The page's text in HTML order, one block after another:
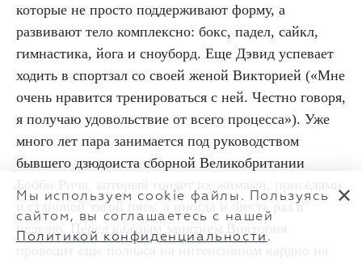
которые не просто поддерживают форму, а
развивают тело комплексно: бокс, падел, сайкл,
гимнастика, йога и сноуборд. Еще Дэвид успевает
ходить в спортзал со своей женой Викторией («Мне
очень нравится тренироваться с ней. Честно говоря,
я получаю удовольствие от всего процесса»). Уже
много лет пара занимается под руководством
бывшего дзюдоиста сборной Великобритании
и становой тягой пять, а иногда и шесть раз в
неделю. Перед каждым занятием Виктория
Мы используем cookie файлы. Пользуясь
сайтом, вы соглашаетесь с нашей
Политикой конфиденциальности .
✕